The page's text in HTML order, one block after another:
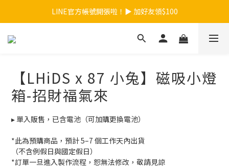
【夏日總動員】買任款式筆記本再送內頁！>>點我
LINE官方帳號開張啦！▶ 加好友領$100
【夏日總動員】買任款式筆記本再送內頁！>>點我
【LHiDS x 87 小兔】磁吸小燈
箱-招財福氣來
▸ 單入販售，已含電池（可加購更換電池）
*此為預購商品，預計 5–7 個工作天內出貨
（不含例假日與國定假日）
*訂單一旦進入製作流程，恕無法修改，敬請見諒